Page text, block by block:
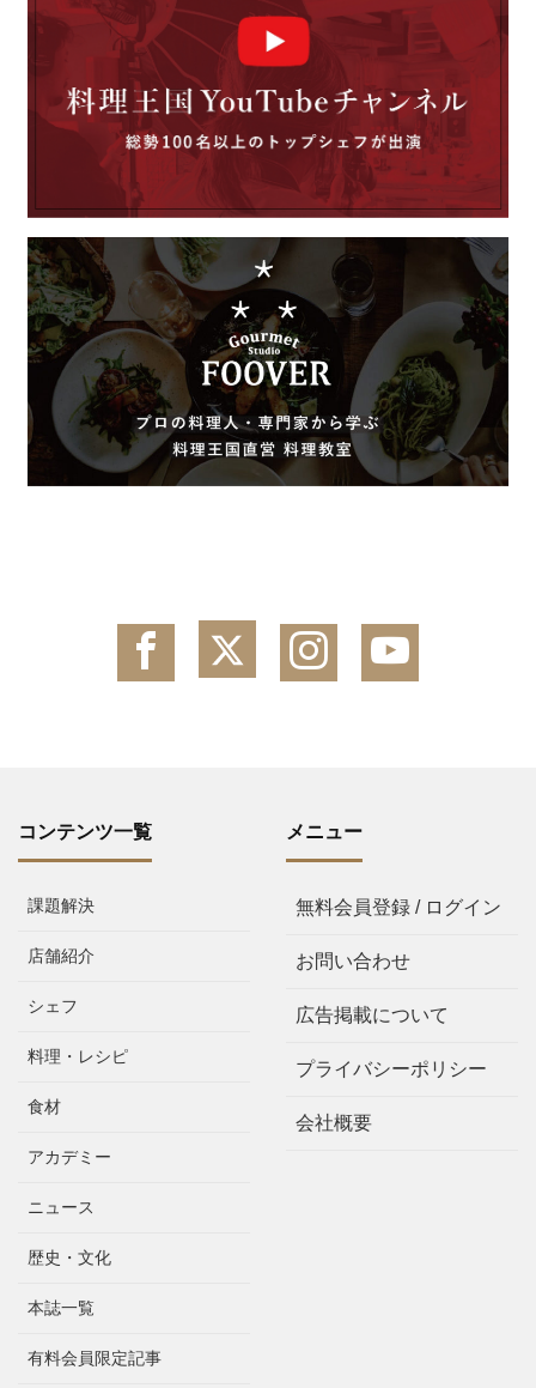
コンテンツ一覧
課題解決
店舗紹介
シェフ
料理・レシピ
食材
アカデミー
ニュース
歴史・文化
本誌一覧
有料会員限定記事
メニュー
無料会員登録 / ログイン
お問い合わせ
広告掲載について
プライバシーポリシー
会社概要